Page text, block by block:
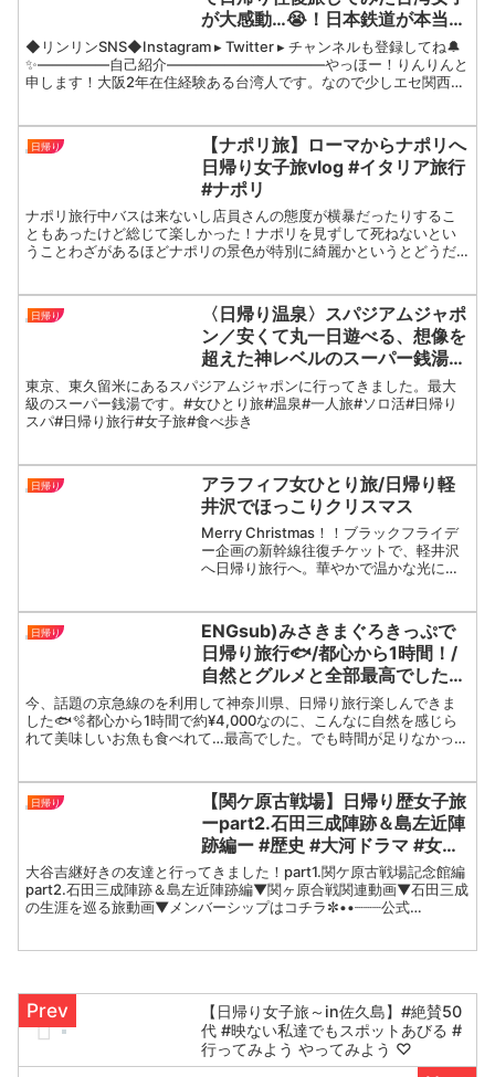
が大感動…😭！日本鉄道が本当に
楽しい！！！
◆リンリンSNS◆Instagram ▸ Twitter ▸ チャンネルも登録してね🔔
✨—————自己紹介———————————やっほー！りんりんと
申します！大阪2年在住経験ある台湾人です。なので少しエセ関西弁
日帰り
【ナポリ旅】ローマからナポリへ
日帰り女子旅vlog #イタリア旅行
#ナポリ
ナポリ旅行中バスは来ないし店員さんの態度が横暴だったりするこ
ともあったけど総じて楽しかった！ナポリを見ずして死ねないとい
うことわざがあるほどナポリの景色が特別に綺麗かというとどうだ
日帰り
〈日帰り温泉〉スパジアムジャポ
ン／安くて丸一日遊べる、想像を
超えた神レベルのスーパー銭湯だ
った！
東京、東久留米にあるスパジアムジャポンに行ってきました。最大
級のスーパー銭湯です。#女ひとり旅#温泉#一人旅#ソロ活#日帰り
スパ#日帰り旅行#女子旅#食べ歩き
日帰り
アラフィフ女ひとり旅/日帰り軽
井沢でほっこりクリスマス
Merry Christmas！！ブラックフライデ
ー企画の新幹線往復チケットで、軽井沢
へ日帰り旅行へ。華やかで温かな光に包
回立ち寄れなかった場所も多いので今後
は宿泊した...
日帰り
ENGsub)みさきまぐろきっぷで
日帰り旅行🐟/都心から1時間！/
自然とグルメと全部最高でした/
女子旅
今、話題の京急線のを利用して神奈川県、日帰り旅行楽しんできま
した🐟🫧都心から1時間で約¥4,000なのに、こんなに自然を感じら
れて美味しいお魚も食べれて…最高でした。でも時間が足りなかった
日帰り
【関ケ原古戦場】日帰り歴女子旅
ーpart2.石田三成陣跡＆島左近陣
跡編ー #歴史 #大河ドラマ #女子
旅
大谷吉継好きの友達と行ってきました！part1.関ケ原古戦場記念館編
part2.石田三成陣跡＆島左近陣跡編▼関ヶ原合戦関連動画▼石田三成
の生涯を巡る旅動画▼メンバーシップはコチラ✼••┈┈┈公式
【日帰り女子旅～in佐久島】#絶賛50
代 #映ない私達でもスポットあびる #
行ってみよう やってみよう ♡